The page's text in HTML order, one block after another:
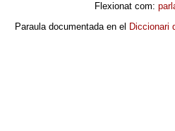
Flexionat com:
Paraula documentada en el Diccionari